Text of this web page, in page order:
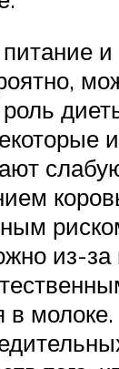
и
из-за
в